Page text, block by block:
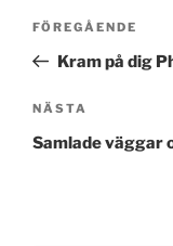
Föregående
inlägg
FÖREGÅENDE
Kram på dig
Nästa
inlägg
NÄSTA
Samlade väggar